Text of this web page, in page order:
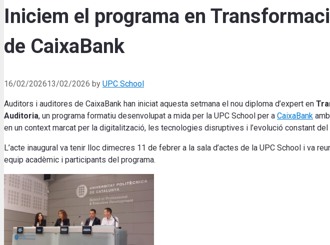
Iniciem el programa en
de CaixaBank
16/02/202613/02/2026 by UPC School
Auditors i auditores de CaixaBank han iniciat aquesta setmana el nou diploma d’expert en
Auditoria, un programa formatiu desenvolupat a mida per la UPC School per a CaixaBank
en un context marcat per la digitalització, les tecnologies disruptives i l’evolució constant del
L’acte inaugural va tenir lloc dimecres 11 de febrer a la sala d’actes de la UPC School i va
equip acadèmic i participants del programa.